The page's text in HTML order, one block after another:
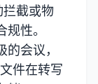
拦截或物
性。
会议，
件在转写